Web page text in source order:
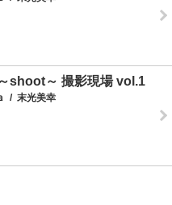
shoot～ 撮影現場 vol.1
/ 末光美幸